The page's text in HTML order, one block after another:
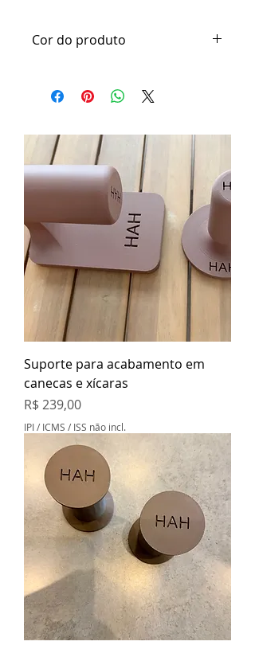
Cor do produto
confeccionadas em pla são feitos
em cores aleatorias e serão
disponível no dia.
Suporte para acabamento em
canecas e xícaras
Preço
R$ 239,00
IPI / ICMS / ISS não incl.